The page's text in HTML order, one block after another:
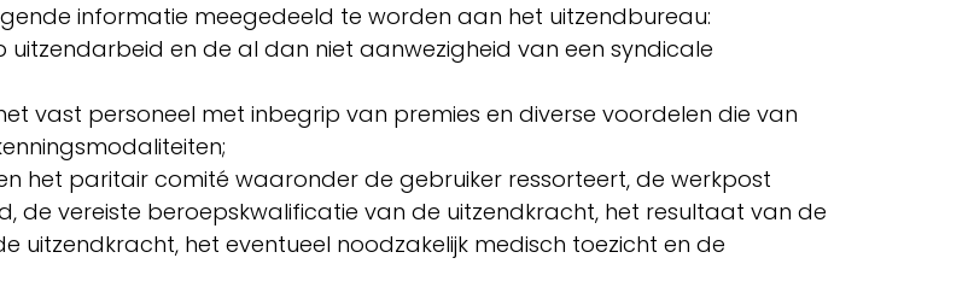
informatie meegedeeld te worden aan het uitzendbureau:
en de al dan niet aanwezigheid van een syndicale
vast personeel met inbegrip van premies en diverse voordelen die van
het paritair comité waaronder de gebruiker ressorteert, de werkpost
vereiste beroepskwalificatie van de uitzendkracht, het resultaat van de
uitzendkracht, het eventueel noodzakelijk medisch toezicht en de